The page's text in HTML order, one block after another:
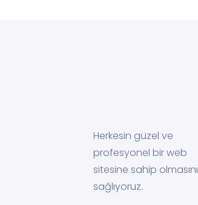
Herkesin güzel ve
profesyonel bir web
sitesine sahip olmasını
sağlıyoruz.